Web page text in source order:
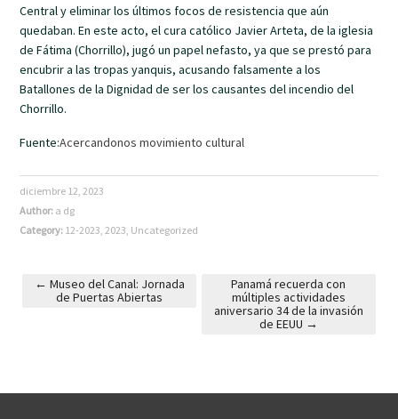
Central y eliminar los últimos focos de resistencia que aún
quedaban. En este acto, el cura católico Javier Arteta, de la iglesia
de Fátima (Chorrillo), jugó un papel nefasto, ya que se prestó para
encubrir a las tropas yanquis, acusando falsamente a los
Batallones de la Dignidad de ser los causantes del incendio del
Chorrillo.
Fuente:Acercandonos movimiento cultural
diciembre 12, 2023
Author: a dg
Category: 12-2023 ,2023 Uncategorized
Post navigation
← Museo del Canal: Jornada
de Puertas Abiertas
Panamá recuerda con
múltiples actividades
aniversario 34 de la invasión
de EEUU →